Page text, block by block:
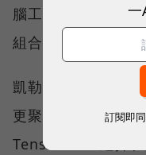
腦工廠。只要你有
組合出屬於自己的
凱勒強調，台灣不
更聚集了大量優秀
Tenstorrent選擇在
一
訂閱即